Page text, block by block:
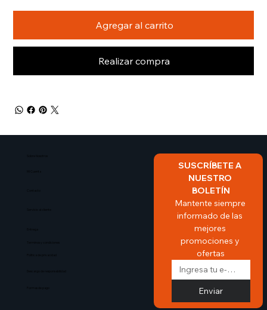
Agregar al carrito
Realizar compra
Mi Cuenta
Contacto
Entrega
Politica de privacidad
SUSCRÍBETE A
NUESTRO
BOLETÍN
Mantente siempre
informado de las
mejores
promociones y
ofertas
Enviar